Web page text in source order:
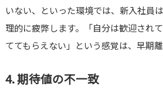
いない、といった環境では、新入社員
理的に疲弊します。「自分は歓迎され
ててもらえない」という感覚は、早期離
4. 期待値の不一致